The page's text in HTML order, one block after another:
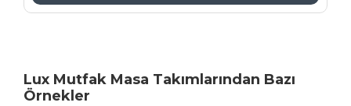
Lux Mutfak Masa Takımlarından Bazı
Örnekler